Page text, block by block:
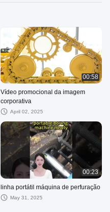
00:58
Vídeo promocional da imagem
corporativa
April 02, 2025
00:23
linha portátil máquina de perfuração
May 31, 2025